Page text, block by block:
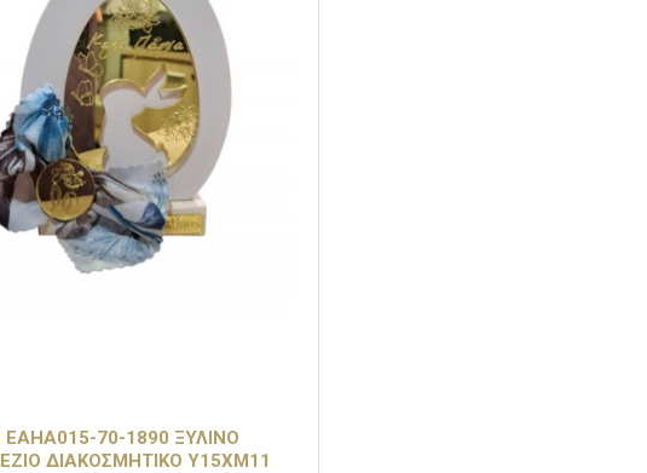
70-1890 ΞΥΛΙΝΟ
ΔΙΑΚΟΣΜΗΤΙΚΟ Υ15ΧΜ11